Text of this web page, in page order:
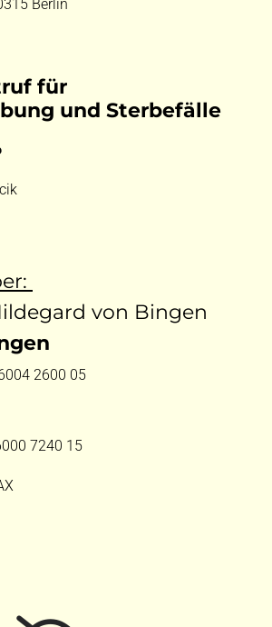
Berlin
für
und Sterbefälle
von Bingen
2600 05
7240 15